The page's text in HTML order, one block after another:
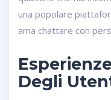
una popolare
ama chattare con
Degli